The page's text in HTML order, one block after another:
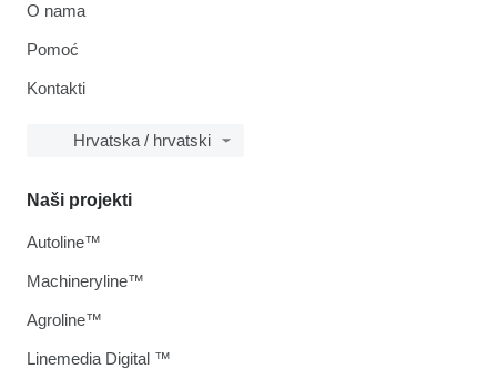
O nama
Pomoć
Kontakti
Hrvatska / hrvatski
Naši projekti
Autoline™
Machineryline™
Agroline™
Linemedia Digital ™